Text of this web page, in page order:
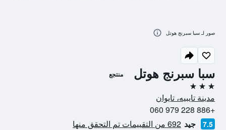
سبا سبرنج هوتل منتجع
3 نجوم
مدينة تايبيه، تايوان
+886 228 979 060
7.5 جيد 692 من التقييمات تم التحقق منها
صور لـ سبا سبرنج هوتل